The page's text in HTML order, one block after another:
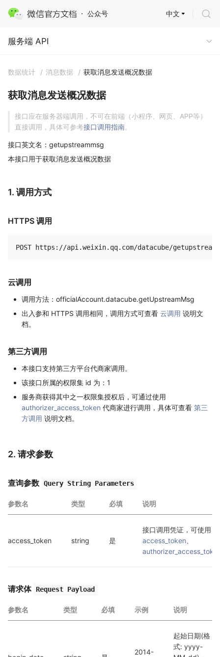
公众号
服务端 API
中文
服务端 API
数据统计 / 消息数据 / 获取消息发送概况数据
获取消息发送概况数据
接口应在服务器端调用，不可在前端（小程序、网页、APP等）
直接调用，具体可参考接口调用指南。
接口英文名：getupstreammsg
本接口用于获取消息发送概况数据
1. 调用方式
HTTPS 调用
云调用
调用方法：officialAccount.datacube.getUpstreamMsg
出入参和 HTTPS 调用相同，调用方式可查看 云调用 说明文
档。
第三方调用
本接口支持第三方平台代商家调用。
该接口所属的权限集 id 为：1
服务商获得其中之一权限集授权后，可通过使用
authorizer_access_token 代商家进行调用，具体可查看 第三
方调用 说明文档。
2. 请求参数
查询参数 Query String Parameters
参数名 类型 必填 说明
access_token string 是
access_token
请求体 Request Payload
参数名 类型 必填 示例 说明
2014-
起始日期(格
式: yyyy-